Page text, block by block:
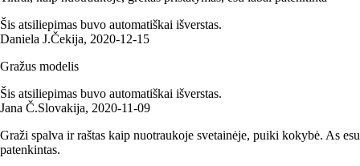
Šis atsiliepimas buvo automatiškai išverstas.
Daniela J.Čekija, 2020‑12‑15
Gražus modelis
Šis atsiliepimas buvo automatiškai išverstas.
Jana Č.Slovakija, 2020‑11‑09
Graži spalva ir raštas kaip nuotraukoje svetainėje, puiki kokybė. As esu
patenkintas.